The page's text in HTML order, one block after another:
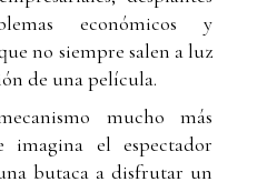
económicos y
no siempre salen a luz
de una película.
mucho más
el espectador
butaca a disfrutar un